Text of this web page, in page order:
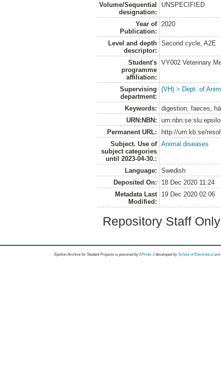
Volume/Sequential
designation:
UNSPECIFIED
Year of
Publication:
2020
Level and depth
descriptor:
Second cycle, A2E
Student's
programme
affiliation:
VY002 Veterinary
Supervising
department:
(VH) > Dept. of
Keywords:
digestion, faeces,
URN:NBN:
Permanent URL:
http://urn.kb.se/
Subject. Use of
subject categories
until 2023-04-30.:
Animal diseases
Language:
Swedish
Deposited On:
18 Dec 2020 11:24
Metadata Last
Modified:
19 Dec 2020 02:06
Repository Staff
Epsilon Archive for Student Projects is powored byEPrints 3 developed by School of Electronics